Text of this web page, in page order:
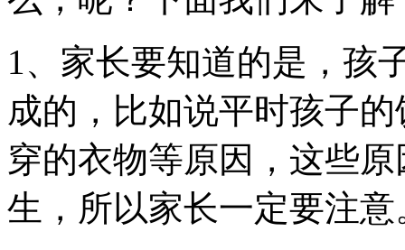
1、家长要知道的是，孩
成的，比如说平时孩子
穿的衣物等原因，这些
生，所以家长一定要注意